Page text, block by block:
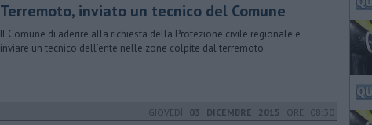
Terremoto, inviato un tecnico del Comune
Il Comune di aderire alla richiesta della Protezione civile regionale e
inviare un tecnico dell’ente nelle zone colpite dal terremoto
GIOVEDÌ 03 DICEMBRE 2015 ORE 08:30